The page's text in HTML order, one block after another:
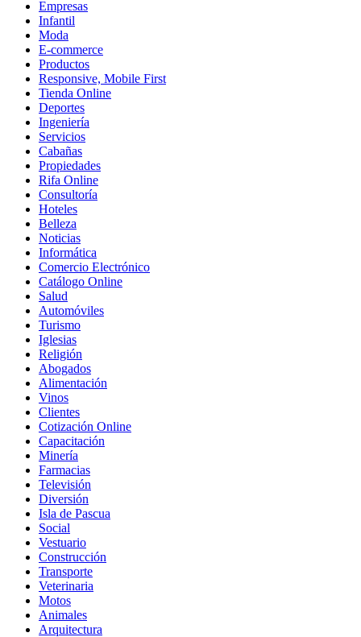
Empresas
Infantil
Moda
E-commerce
Productos
Responsive, Mobile First
Tienda Online
Deportes
Ingeniería
Servicios
Cabañas
Propiedades
Rifa Online
Consultoría
Hoteles
Belleza
Noticias
Informática
Comercio Electrónico
Catálogo Online
Salud
Automóviles
Turismo
Iglesias
Religión
Abogados
Alimentación
Vinos
Clientes
Cotización Online
Capacitación
Minería
Farmacias
Televisión
Diversión
Isla de Pascua
Social
Vestuario
Construcción
Transporte
Veterinaria
Motos
Animales
Arquitectura